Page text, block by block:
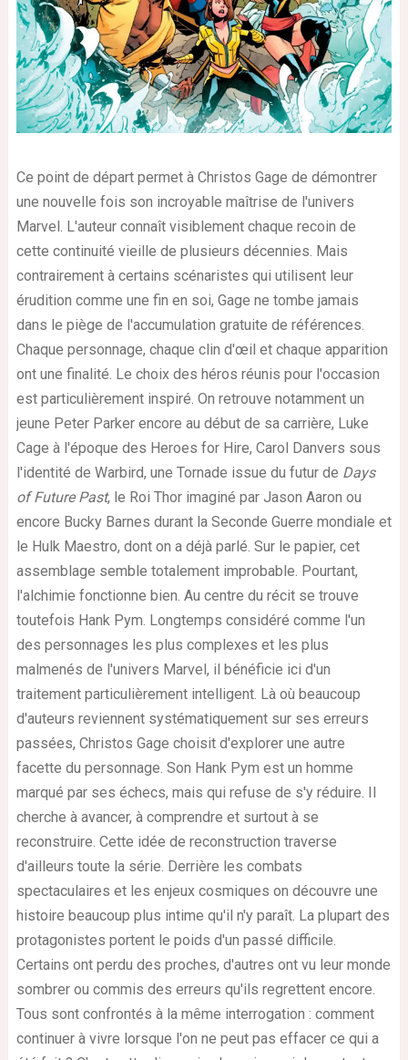
Ce point de départ permet à Christos Gage de démontrer
une nouvelle fois son incroyable maîtrise de l'univers
Marvel. L'auteur connaît visiblement chaque recoin de
cette continuité vieille de plusieurs décennies. Mais
contrairement à certains scénaristes qui utilisent leur
érudition comme une fin en soi, Gage ne tombe jamais
dans le piège de l'accumulation gratuite de références.
Chaque personnage, chaque clin d'œil et chaque apparition
ont une finalité. Le choix des héros réunis pour l'occasion
est particulièrement inspiré. On retrouve notamment un
jeune Peter Parker encore au début de sa carrière, Luke
Cage à l'époque des Heroes for Hire, Carol Danvers sous
l'identité de Warbird, une Tornade issue du futur de Days
of Future Past, le Roi Thor imaginé par Jason Aaron ou
encore Bucky Barnes durant la Seconde Guerre mondiale et
le Hulk Maestro, dont on a déjà parlé. Sur le papier, cet
assemblage semble totalement improbable. Pourtant,
l'alchimie fonctionne bien. Au centre du récit se trouve
toutefois Hank Pym. Longtemps considéré comme l'un
des personnages les plus complexes et les plus
malmenés de l'univers Marvel, il bénéficie ici d'un
traitement particulièrement intelligent. Là où beaucoup
d'auteurs reviennent systématiquement sur ses erreurs
passées, Christos Gage choisit d'explorer une autre
facette du personnage. Son Hank Pym est un homme
marqué par ses échecs, mais qui refuse de s'y réduire. Il
cherche à avancer, à comprendre et surtout à se
reconstruire. Cette idée de reconstruction traverse
d'ailleurs toute la série. Derrière les combats
spectaculaires et les enjeux cosmiques on découvre une
histoire beaucoup plus intime qu'il n'y paraît. La plupart des
protagonistes portent le poids d'un passé difficile.
Certains ont perdu des proches, d'autres ont vu leur monde
sombrer ou commis des erreurs qu'ils regrettent encore.
Tous sont confrontés à la même interrogation : comment
continuer à vivre lorsque l'on ne peut pas effacer ce qui a